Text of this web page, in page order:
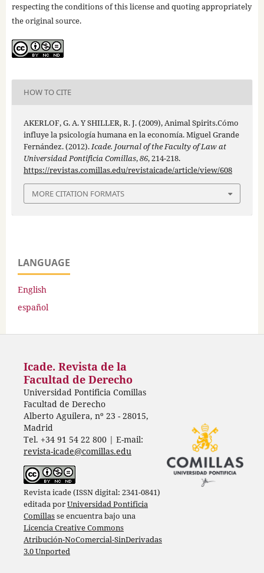
respecting the conditions of this license and quoting appropriately
the original source.
HOW TO CITE
AKERLOF, G. A. Y SHILLER, R. J. (2009), Animal Spirits.Cómo
influye la psicología humana en la economía. Miguel Grande
Fernández. (2012).Icade. Journal of the Faculty of Law at
Universidad Pontificia Comillas,86, 214-218.
https://revistas.comillas.edu/revistaicade/article/view/608
MORE CITATION FORMATS
LANGUAGE
English
español
Icade. Revista de la
Facultad de Derecho
Universidad Pontificia Comillas
Facultad de Derecho
Alberto Aguilera, nº 23 - 28015,
Madrid
Tel. +34 91 54 22 800 | E-mail:
revista-icade@comillas.edu
Revista icade (ISSN digital: 2341-0841)
editada porUniversidad Pontificia
Comillasse encuentra bajo una
Licencia Creative Commons
Atribución-NoComercial-SinDerivadas
3.0 Unported